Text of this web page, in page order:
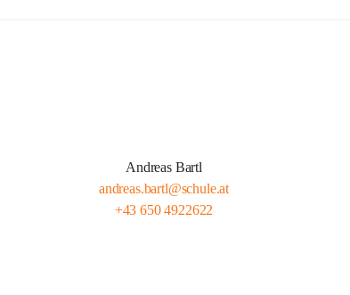
Andreas Bartl
andreas.bartl@schule.at
+43 650 4922622